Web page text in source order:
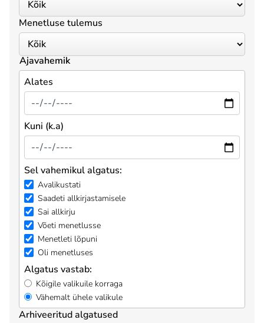
Menetluse tulemus
Ajavahemik
Alates
Kuni (k.a)
Sel vahemikul algatus:
Avalikustati
Saadeti allkirjastamisele
Sai allkirju
Võeti menetlusse
Menetleti lõpuni
Oli menetluses
Algatus vastab:
Kõigile valikuile korraga
Vähemalt ühele valikule
Arhiveeritud algatused